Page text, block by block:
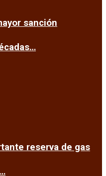
sanción
reserva de gas